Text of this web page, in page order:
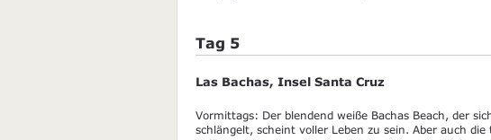
Tag 5
Las Bachas, Insel Santa Cruz
Vormittags: Der blendend weiße Bachas Beach, der
schlängelt, scheint voller Leben zu sein. Aber auch